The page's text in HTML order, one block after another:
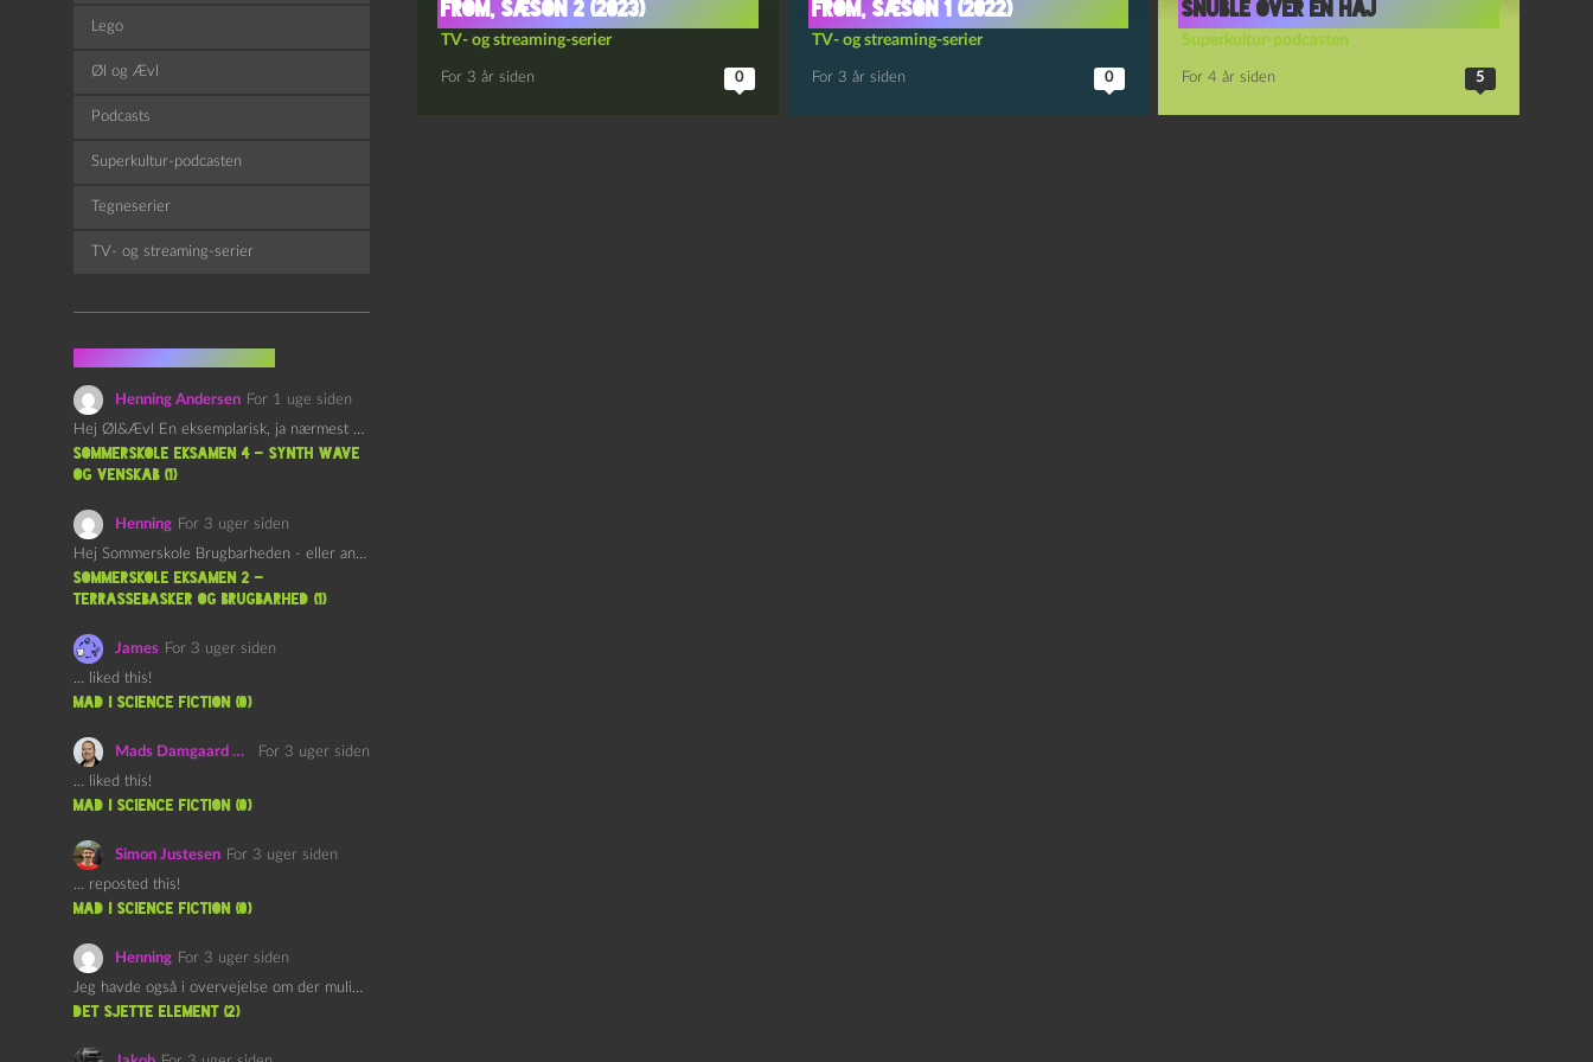
From, sæson 2 (2023)
TV- og streaming-serier
For 3 år siden 0
From, sæson 1 (2022)
TV- og streaming-serier
For 3 år siden 0
snuble over en haj
Superkultur-podcasten
For 4 år siden 5
Lego
Øl og Ævl
Podcasts
Superkultur-podcasten
Tegneserier
TV- og streaming-serier
Henning Andersen For 1 uge siden
Hej Øl&Ævl En eksemplarisk, ja nærmest yndefuld, afslutning på SOMMERSKOLEN.…
Sommerskole Eksamen 4 – Synth Wave
og Venskab (1)
Henning For 3 uger siden
Hej Sommerskole Brugbarheden - eller anvendeligheden - af "Øl&Ævl" er…
Sommerskole Eksamen 2 –
Terrassebasker og Brugbarhed (1)
James For 3 uger siden
… liked this!
mad i science fiction (0)
Mads Damgaard Mortensen (Å)
For 3 uger siden
… liked this!
mad i science fiction (0)
Simon Justesen For 3 uger siden
… reposted this!
mad i science fiction (0)
Henning For 3 uger siden
Jeg havde også i overvejelse om der muligvis kunne være…
det sjette element (2)